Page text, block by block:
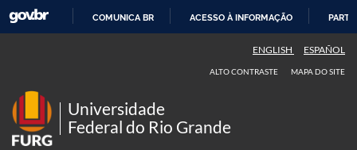
COMUNICA BR ACESSO À INFORMAÇÃO
ENGLISH ESPAÑOL
ALTO CONTRASTE MAPA DO SITE
Universidade
Federal do Rio Grande